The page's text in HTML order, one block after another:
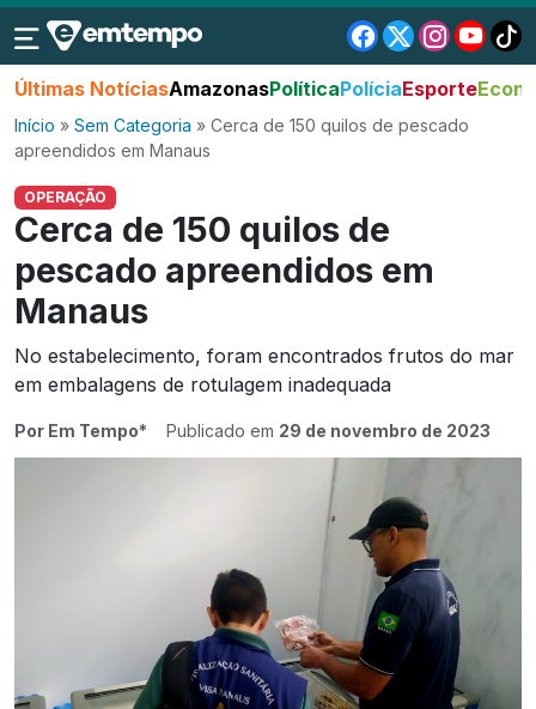
Últimas NotíciasAmazonasPolíticaPolíciaEsporte
Início » Sem Categoria » Cerca de 150 quilos de pescado
apreendidos em Manaus
OPERAÇÃO
Cerca de 150 quilos de
pescado apreendidos em
Manaus
No estabelecimento, foram encontrados frutos do mar
em embalagens de rotulagem inadequada
Por Em Tempo* Publicado em 29 de novembro de 2023